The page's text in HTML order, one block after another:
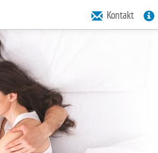
Kontakt